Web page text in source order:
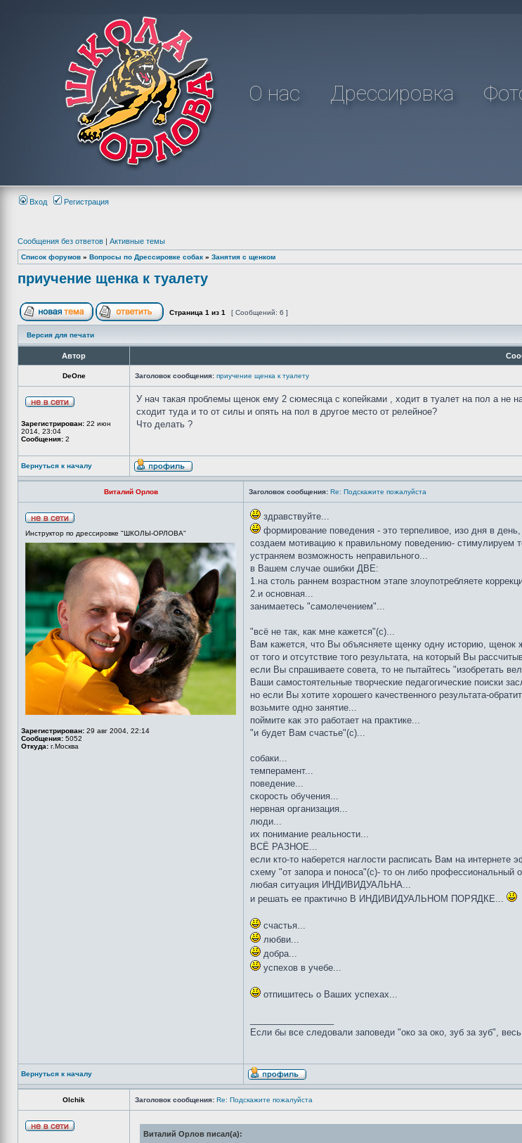
О нас Дрессировка
Вход Регистрация
Сообщения без ответов | Активные темы
Список форумов » Вопросы по Дрессировке собак » Занятия с щенком
приучение щенка к туалету
Страница 1 из 1 [ Сообщений: 6 ]
Версия для печати
Автор
DeOne Заголовок сообщения: приучение щенка к туалету
Зарегистрирован: 22 июн
2014, 23:04
Сообщения: 2
У нач такая проблемы щенок ему 2 сюмесяца с копейками , ходит в туалет на пол а не
сходит туда и то от силы и опять на пол в другое место от релейное?
Что делать ?
Вернуться к началу
Виталий Орлов Заголовок сообщения: Re: Подскажите пожалуйста
Инструктор по дрессировке "ШКОЛЫ-ОРЛОВА"
Зарегистрирован: 29 авг 2004, 22:14
Сообщения: 5052
Откуда: г.Москва
здравствуйте...
формирование поведения - это терпеливое, изо дня в
создаем мотивацию к правильному поведению- стимулируем
устраняем возможность неправильного...
в Вашем случае ошибки ДВЕ:
1.на столь раннем возрастном этапе злоупотребляете
2.и основная...
занимаетесь "самолечением"...
"всё не так, как мне кажется"(с)...
Вам кажется, что Вы объясняете щенку одну историю,
от того и отсутствие того результата, на который Вы
если Вы спрашиваете совета, то не пытайтесь "изобретать
Ваши самостоятельные творческие педагогические поиски
но если Вы хотите хорошего качественного результата-
возьмите одно занятие...
поймите как это работает на практике...
"и будет Вам счастье"(с)...
собаки...
темперамент...
поведение...
скорость обучения...
нервная организация...
люди...
их понимание реальности...
ВСЁ РАЗНОЕ...
если кто-то наберется наглости расписать Вам на интернете
схему "от запора и поноса"(с)- то он либо профессиональный
любая ситуация ИНДИВИДУАЛЬНА...
и решать ее практично В ИНДИВИДУАЛЬНОМ ПОРЯДКЕ...
счастья...
любви...
добра...
успехов в учебе...
отпишитесь о Ваших успехах...
Если бы все следовали заповеди "око за око, зуб за зуб",
Вернуться к началу
Olchik Заголовок сообщения: Re: Подскажите пожалуйста
Виталий Орлов писал(а):